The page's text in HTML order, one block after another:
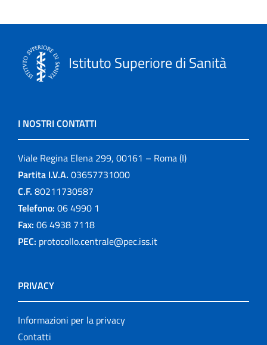
Istituto Superiore di Sanità
I NOSTRI CONTATTI
Viale Regina Elena 299, 00161 – Roma (I)
Partita I.V.A. 03657731000
C.F. 80211730587
Telefono: 06 4990 1
Fax: 06 4938 7118
PEC: protocollo.centrale@pec.iss.it
PRIVACY
Informazioni per la privacy
Contatti